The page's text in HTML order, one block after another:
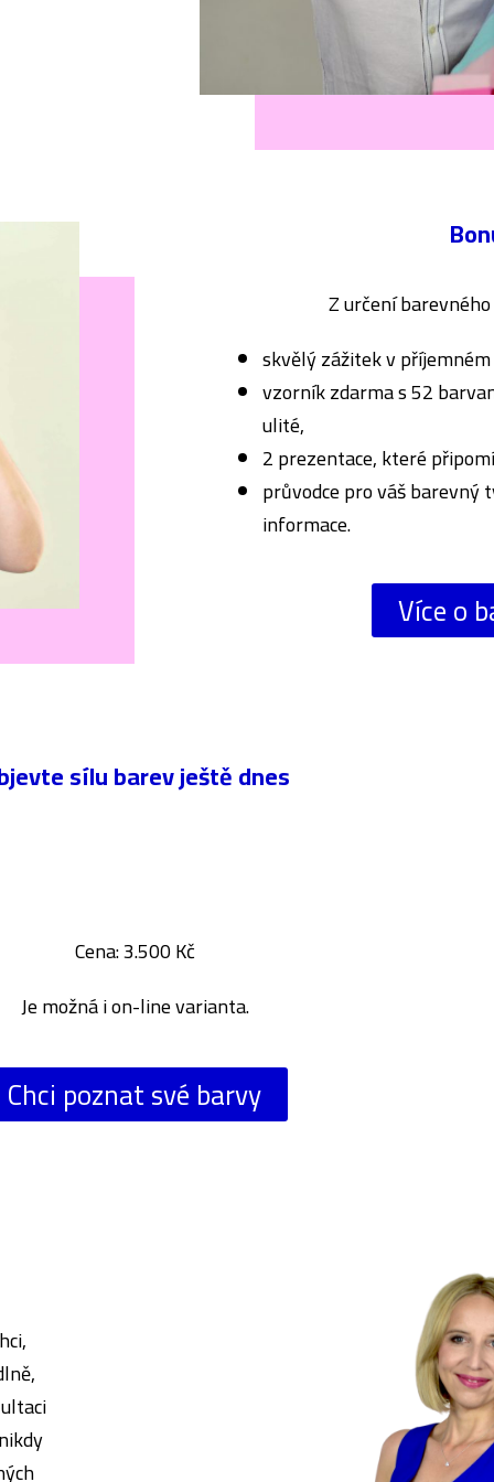
Z určení
skvělý zážitek v
vzorník zdarma s 52
ulité,
2 prezentace, které
průvodce pro váš
informace.
Více o
sílu barev ještě dnes
Cena: 3.500 Kč
Je možná i on-line varianta.
Chci poznat své barvy